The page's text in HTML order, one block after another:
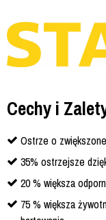
Cechy i
Ostrze o
35% ostrzejsze
20 % większa
75 % większa